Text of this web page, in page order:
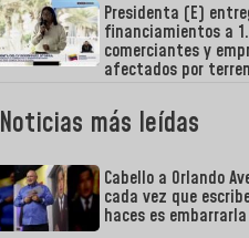
Presidenta (E)
financiamientos a
comerciantes y
afectados por
Noticias más leídas
Cabello a Orlando
cada vez que
haces es embarrarla